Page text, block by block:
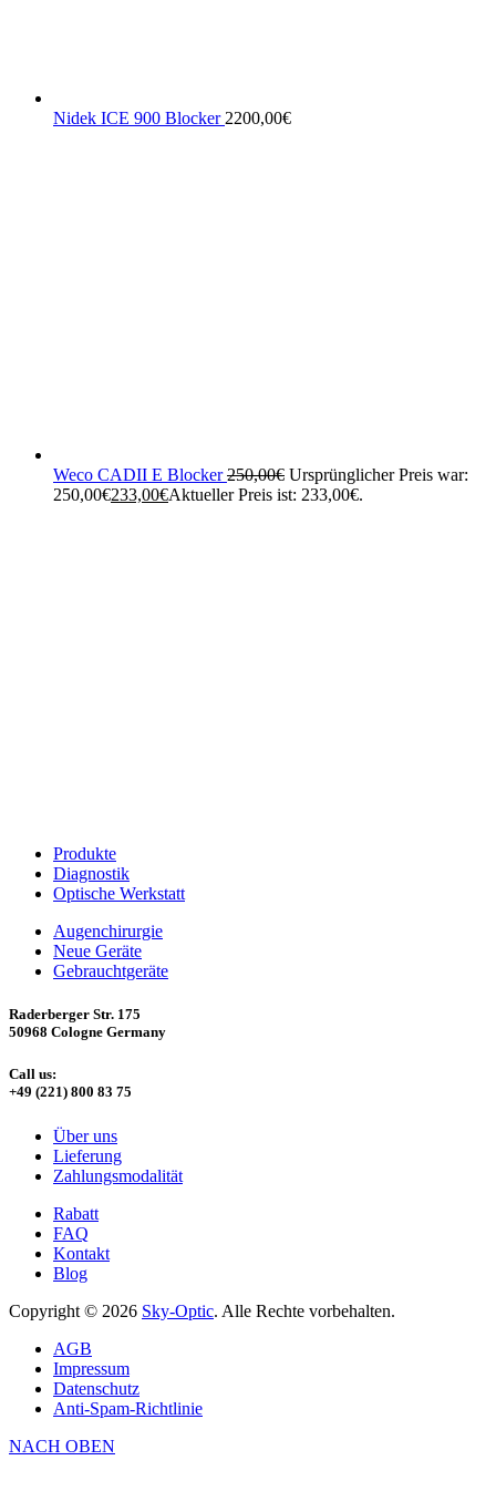
Nidek ICE 900 Blocker 2200,00€
Weco CADII E Blocker 250,00€ Ursprünglicher Preis war:
250,00€233,00€Aktueller Preis ist: 233,00€.
Produkte
Diagnostik
Optische Werkstatt
Augenchirurgie
Neue Geräte
Gebrauchtgeräte
Raderberger Str. 175
50968 Cologne Germany
Call us:
+49 (221) 800 83 75
Über uns
Lieferung
Zahlungsmodalität
Rabatt
FAQ
Kontakt
Blog
Copyright © 2026 Sky-Optic. Alle Rechte vorbehalten.
AGB
Impressum
Datenschutz
Anti-Spam-Richtlinie
NACH OBEN